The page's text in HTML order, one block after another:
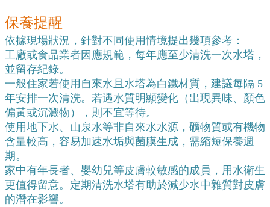
保養提醒
依據現場狀況，針對不同使用情境提出幾項參考：
工廠或食品業者因應規範，每年應至少清洗一次水塔，
並留存紀錄。
一般住家若使用自來水且水塔為白鐵材質，建議每隔 5
年安排一次清洗。若遇水質明顯變化（出現異味、顏色
偏黃或沉澱物），則不宜等待。
使用地下水、山泉水等非自來水水源，礦物質或有機物
含量較高，容易加速水垢與菌膜生成，需縮短保養週
期。
家中有年長者、嬰幼兒等皮膚較敏感的成員，用水衛生
更值得留意。定期清洗水塔有助於減少水中雜質對皮膚
的潛在影響。